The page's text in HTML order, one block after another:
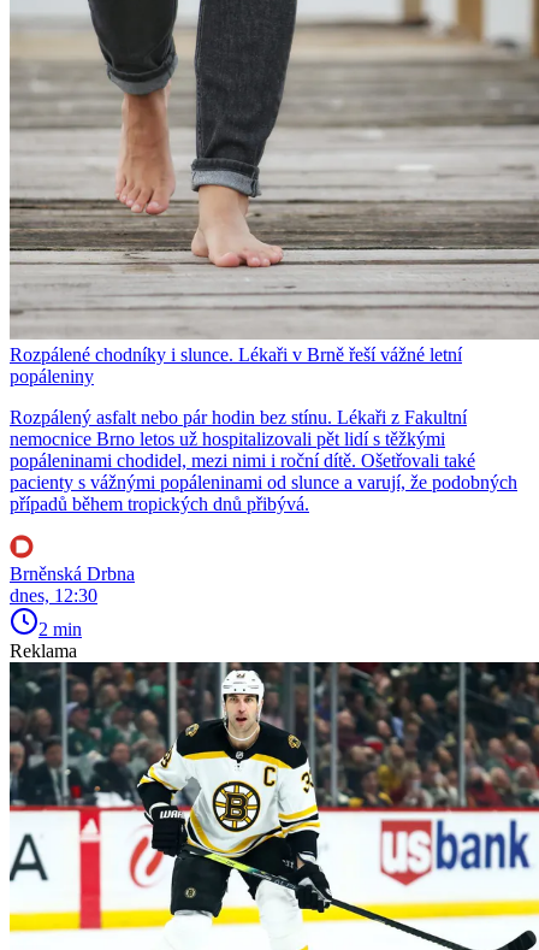
Rozpálené chodníky i slunce. Lékaři v Brně řeší vážné letní
popáleniny
Rozpálený asfalt nebo pár hodin bez stínu. Lékaři z Fakultní
nemocnice Brno letos už hospitalizovali pět lidí s těžkými
popáleninami chodidel, mezi nimi i roční dítě. Ošetřovali také
pacienty s vážnými popáleninami od slunce a varují, že podobných
případů během tropických dnů přibývá.
Brněnská Drbna
dnes, 12:30
2 min
Reklama